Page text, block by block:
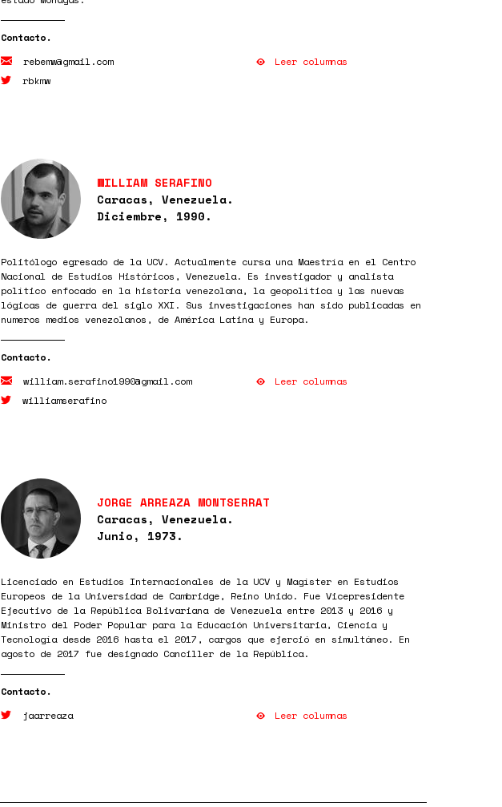
rebemw@gmail.com
rbkmw
Leer columnas
WILLIAM SERAFINO
Caracas, Venezuela.
Diciembre, 1990.
Politólogo egresado de la UCV. Actualmente cursa una Maestría en el Centro
Nacional de Estudios Históricos, Venezuela. Es investigador y analista
político enfocado en la historia venezolana, la geopolítica y las nuevas
lógicas de guerra del siglo XXI. Sus investigaciones han sido publicadas en
numeros medios venezolanos, de América Latina y Europa.
william.serafino1990@gmail.com
williamserafino
Leer columnas
JORGE ARREAZA MONTSERRAT
Caracas, Venezuela.
Junio, 1973.
Licenciado en Estudios Internacionales de la UCV y Magíster en Estudios
Europeos de la Universidad de Cambridge, Reino Unido. Fue Vicepresidente
Ejecutivo de la República Bolivariana de Venezuela entre 2013 y 2016 y
Ministro del Poder Popular para la Educación Universitaria, Ciencia y
Tecnología desde 2016 hasta el 2017, cargos que ejerció en simultáneo. En
agosto de 2017 fue designado Canciller de la República.
jaarreaza Leer columnas